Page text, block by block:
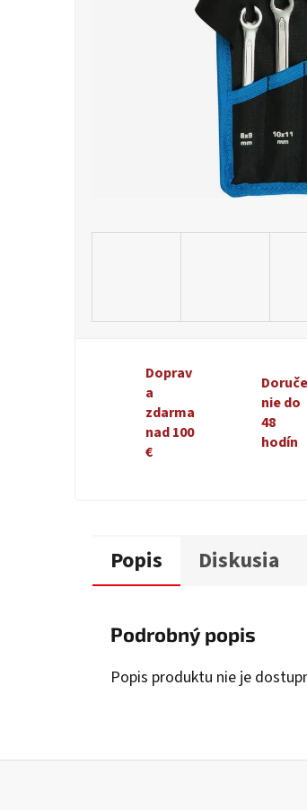
Doprav
a
zdarma
nad 100
€
Doruče
nie do
48
hodín
Popis Diskusia
Podrobný popis
Popis produktu nie je